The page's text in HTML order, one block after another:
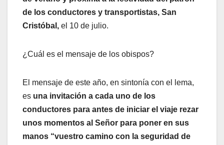
de los conductores y transportistas, San
Cristóbal, el 10 de julio.
¿Cuál es el mensaje de los obispos?
El mensaje de este año, en sintonía con el lema,
es una invitación a cada uno de los
conductores para antes de iniciar el viaje rezar
unos momentos al Señor para poner en sus
manos “vuestro camino con la seguridad de